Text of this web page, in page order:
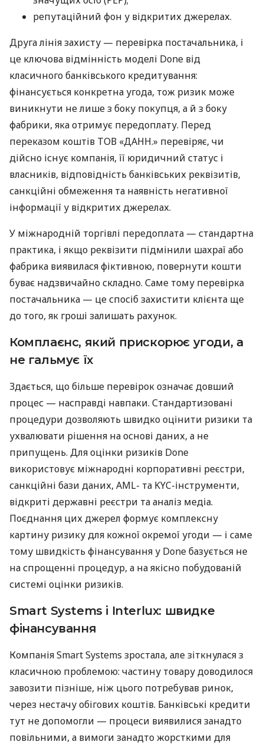
репутаційний фон у відкритих джерелах.
Друга лінія захисту — перевірка постачальника, і
це ключова відмінність моделі Done від
класичного банківського кредитування:
фінансується конкретна угода, тож ризик може
виникнути не лише з боку покупця, а й з боку
фабрики, яка отримує передоплату. Перед
переказом коштів ТОВ «ДАНН.» перевіряє, чи
дійсно існує компанія, її юридичний статус і
власників, відповідність банківських реквізитів,
санкційні обмеження та наявність негативної
інформації у відкритих джерелах.
У міжнародній торгівлі передоплата — стандартна
практика, і якщо реквізити підмінили шахраї або
фабрика виявилася фіктивною, повернути кошти
буває надзвичайно складно. Саме тому перевірка
постачальника — це спосіб захистити клієнта ще
до того, як гроші залишать рахунок.
Комплаєнс, який прискорює угоди, а
не гальмує їх
Здається, що більше перевірок означає довший
процес — насправді навпаки. Стандартизовані
процедури дозволяють швидко оцінити ризики та
ухвалювати рішення на основі даних, а не
припущень. Для оцінки ризиків Done
використовує міжнародні корпоративні реєстри,
санкційні бази даних, AML- та KYC-інструменти,
відкриті державні реєстри та аналіз медіа.
Поєднання цих джерел формує комплексну
картину ризику для кожної окремої угоди — і саме
тому швидкість фінансування у Done базується не
на спрощенні процедур, а на якісно побудованій
системі оцінки ризиків.
Smart Systems і Interlux: швидке
фінансування
Компанія Smart Systems зростала, але зіткнулася з
класичною проблемою: частину товару доводилося
завозити пізніше, ніж цього потребував ринок,
через нестачу обігових коштів. Банківські кредити
тут не допомогли — процеси виявилися занадто
повільними, а вимоги занадто жорсткими для